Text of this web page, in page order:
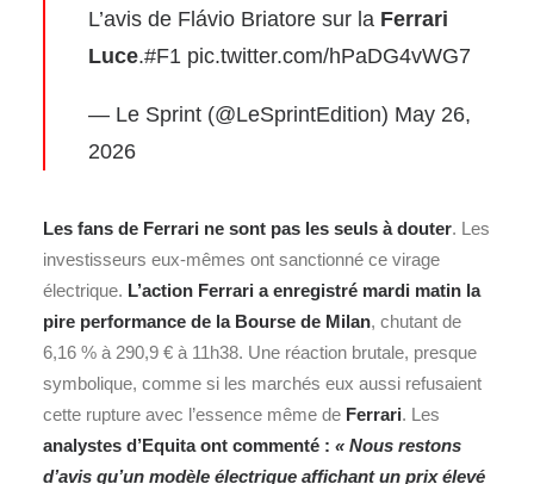
L’avis de Flávio Briatore sur la Ferrari
Luce.#F1 pic.twitter.com/hPaDG4vWG7
— Le Sprint (@LeSprintEdition) May 26,
2026
Les fans de Ferrari ne sont pas les seuls à douter. Les
investisseurs eux‑mêmes ont sanctionné ce virage
électrique. L’action Ferrari a enregistré mardi matin la
pire performance de la Bourse de Milan, chutant de
6,16 % à 290,9 € à 11h38. Une réaction brutale, presque
symbolique, comme si les marchés eux aussi refusaient
cette rupture avec l’essence même de Ferrari. Les
analystes d’Equita ont commenté : « Nous restons
d’avis qu’un modèle électrique affichant un prix élevé